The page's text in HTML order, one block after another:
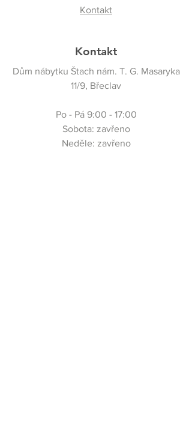
Kontakt
Kontakt
Dům nábytku Štach nám. T. G. Masaryka
11/9, Břeclav
Po - Pá 9:00 - 17:00
Sobota: zavřeno
Neděle: zavřeno